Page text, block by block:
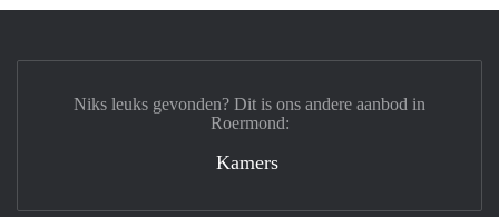
Niks leuks gevonden? Dit is ons andere aanbod in
Roermond:
Kamers